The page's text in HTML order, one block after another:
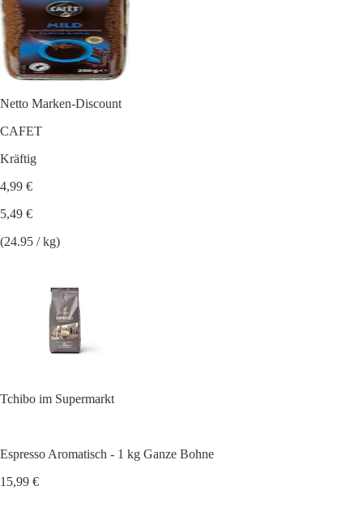
Netto Marken-Discount
CAFET
Kräftig
4,99 €
5,49 €
(24.95 / kg)
Tchibo im Supermarkt
Espresso Aromatisch - 1 kg Ganze Bohne
15,99 €